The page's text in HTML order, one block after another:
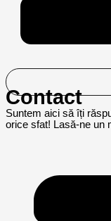
Contact
Suntem aici să îți
orice sfat! Lasă-ne un